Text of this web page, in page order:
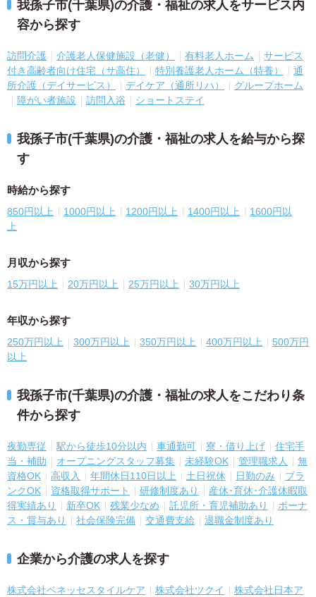
我孫子市(千葉県)の介護・福祉の求人をサービス内
容から探す
訪問介護 介護老人保健施設（老健） 有料老人ホーム
サービス
付き高齢者向け住宅（サ高住）
特別養護老人ホーム（特養）
通
所介護（デイサービス）
デイケア（通所リハ）
グループホーム
障がい者施設
訪問入浴 ショートステイ
我孫子市(千葉県)の介護・福祉の求人を給与から探
す
時給から探す
850円以上 1000円以上 1200円以上 1400円以上
1600円以
上
月収から探す
15万円以上 20万円以上 25万円以上 30万円以上
年収から探す
250万円以上 300万円以上 350万円以上 400万円以上
500万円
以上
我孫子市(千葉県)の介護・福祉の求人をこだわり条
件から探す
夜勤専従 駅から徒歩10分以内 車通勤可 寮・借り上げ
住宅手
当・補助
オープニングスタッフ募集 未経験OK 管理職求人
無
資格OK
高収入 年間休日110日以上 土日祝休 日勤のみ
ブラ
ンクOK
資格取得サポート 研修制度あり
産休･育休･介護休暇取
得実績あり
新卒OK 残業少なめ 託児所・育児補助あり
ボーナ
ス・賞与あり
社会保険完備 交通費支給 退職金制度あり
企業から介護の求人を探す
株式会社ベネッセスタイルケア 株式会社ツクイ
株式会社日本ア